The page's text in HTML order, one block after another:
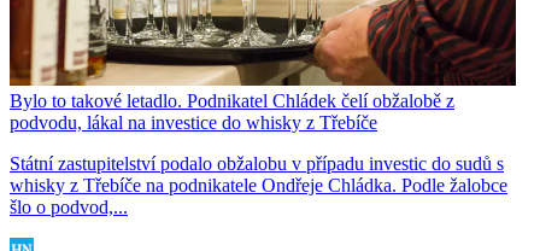
Bylo to takové letadlo. Podnikatel Chládek čelí obžalobě z
podvodu, lákal na investice do whisky z Třebíče
Státní zastupitelství podalo obžalobu v případu investic do sudů s
whisky z Třebíče na podnikatele Ondřeje Chládka. Podle žalobce
šlo o podvod,...